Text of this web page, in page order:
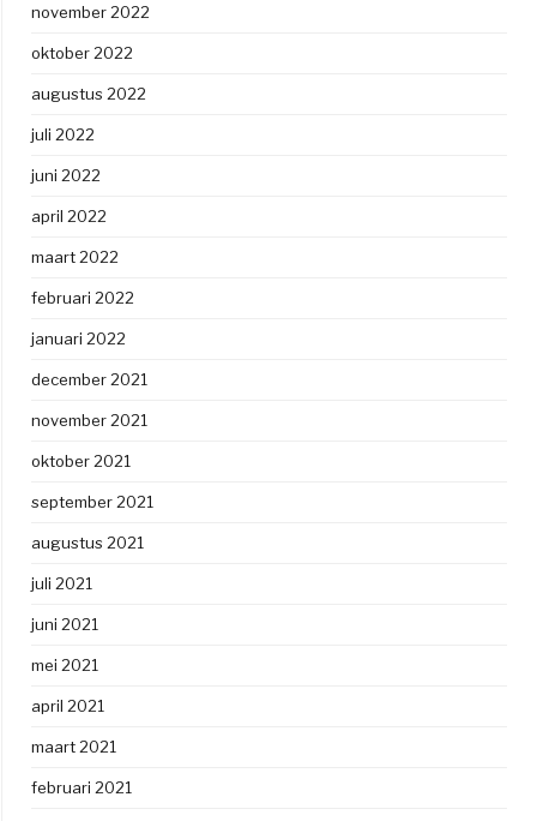
november 2022
oktober 2022
augustus 2022
juli 2022
juni 2022
april 2022
maart 2022
februari 2022
januari 2022
december 2021
november 2021
oktober 2021
september 2021
augustus 2021
juli 2021
juni 2021
mei 2021
april 2021
maart 2021
februari 2021